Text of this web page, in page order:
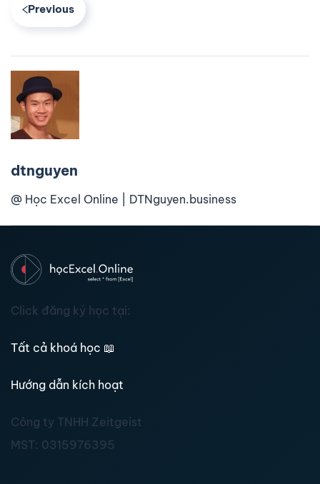
Previous
dtnguyen
@ Học Excel Online | DTNguyen.business
Click đăng ký học tại:
Tất cả khoá học 📖
Hướng dẫn kích hoạt
Công ty TNHH Zeitgeist
MST: 0315976395